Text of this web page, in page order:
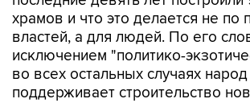
храмов и что это делается не по
властей, а для людей. По его
исключением "политико-
во всех остальных случаях
поддерживает строительство